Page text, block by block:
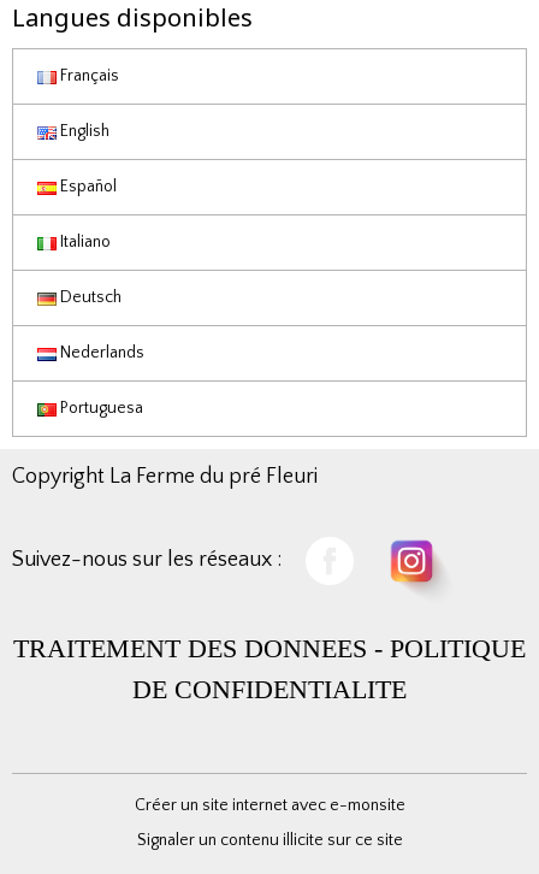
Langues disponibles
Français
English
Español
Italiano
Deutsch
Nederlands
Portuguesa
Copyright La Ferme du pré Fleuri
Suivez-nous sur les réseaux :
TRAITEMENT DES DONNEES - POLITIQUE
DE CONFIDENTIALITE
Créer un site internet avec e-monsite
Signaler un contenu illicite sur ce site